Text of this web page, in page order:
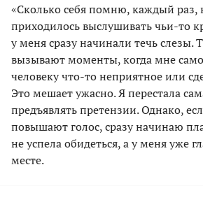
«Сколько себя помню, каждый раз,
приходилось выслушивать чьи-то
у меня сразу начинали течь
вызывают моменты, когда мне
человеку что-то неприятное или
Это мешает ужасно. Я перестала
предъявлять претензии. Однако,
повышают голос, сразу начинаю
не успела обидеться, а у меня уже
месте.